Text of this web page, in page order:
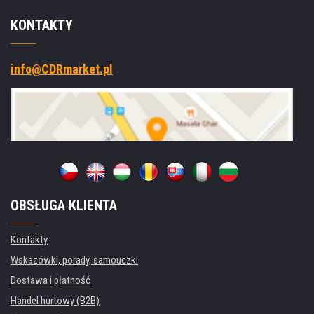
KONTAKTY
info@CDRmarket.pl
OBSŁUGA KLIENTA
Kontakty
Wskazówki, porady, samouczki
Dostawa i płatność
Handel hurtowy (B2B)